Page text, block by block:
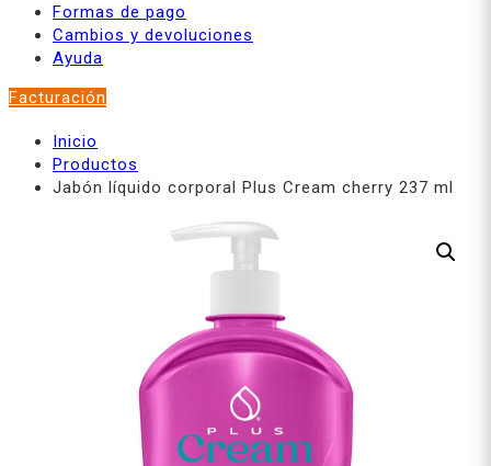
Formas de pago
Cambios y devoluciones
Ayuda
Facturación
Inicio
Productos
Jabón líquido corporal Plus Cream cherry 237 ml